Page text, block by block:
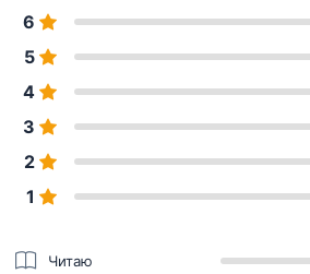
6
5
4
3
2
1
Читаю